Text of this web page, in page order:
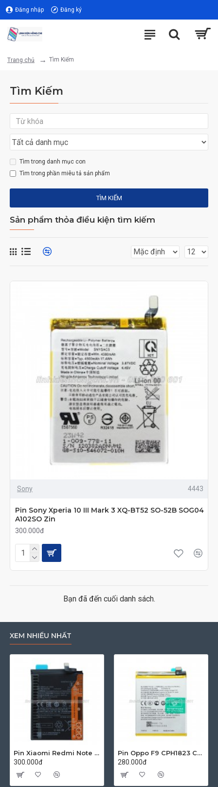
Đăng nhập Đăng ký
Trang chủ Tìm Kiếm
Tìm Kiếm
Tìm trong danh mục con
Tìm trong phần miêu tả sản phẩm
TÌM KIẾM
Sản phẩm thỏa điều kiện tìm kiếm
Sony 4443
Pin Sony Xperia 10 III Mark 3 XQ-BT52 SO-52B SOG04
A102SO Zin
300.000đ
Bạn đã đến cuối danh sách.
XEM NHIỀU NHẤT
Pin Xiaomi Redmi Note 10 4G M2101K7AG Zin
300.000đ
Pin Oppo F9 CPH1823 CPH1825 Zin
280.000đ